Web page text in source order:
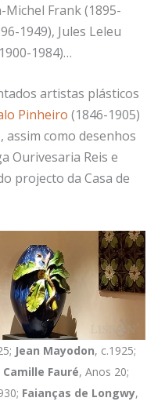
Michel Frank (1895-
1949), Jules Leleu
1984)…
artistas plásticos
Pinheiro (1846-1905)
assim como desenhos
Ourivesaria Reis e
projecto da Casa de
Jean Mayodon, c.1925;
Camille Fauré, Anos 20;
Faianças de Longwy,